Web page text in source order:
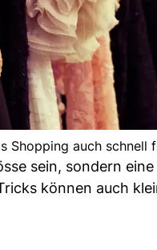
Shopping auch
sein, sondern
können auch